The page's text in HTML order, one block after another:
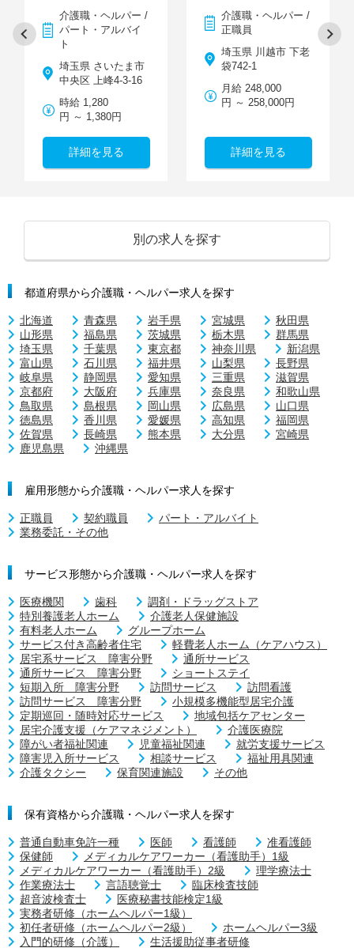
介護職・ヘルパー /
パート・アルバイ
ト
埼玉県 さいたま市
中央区 上峰4-3-16
時給 1,280
円 ～ 1,380円
詳細を見る
介護職・ヘルパー /
正職員
埼玉県 川越市 下老
袋742-1
月給 248,000
円 ～ 258,000円
詳細を見る
別の求人を探す
都道府県から介護職・ヘルパー求人を探す
北海道 青森県 岩手県 宮城県
秋田県
山形県
福島県 茨城県 栃木県
群馬県
埼玉県
千葉県 東京都 神奈川県
新潟県
富山県
石川県 福井県 山梨県
長野県
岐阜県
静岡県 愛知県 三重県
滋賀県
京都府
大阪府 兵庫県 奈良県
和歌山県
鳥取県
島根県 岡山県 広島県
山口県
徳島県
香川県 愛媛県 高知県
福岡県
佐賀県
長崎県 熊本県 大分県
宮崎県
鹿児島県
沖縄県
雇用形態から介護職・ヘルパー求人を探す
正職員 契約職員
パート・アルバイト
業務委託・その他
サービス形態から介護職・ヘルパー求人を探す
医療機関 歯科
調剤・ドラッグストア
特別養護老人ホーム
介護老人保健施設
有料老人ホーム
グループホーム
サービス付き高齢者住宅
軽費老人ホーム（ケアハウス）
居宅系サービス 障害分野
通所サービス
通所サービス 障害分野
ショートステイ
短期入所 障害分野
訪問サービス
訪問看護
訪問サービス 障害分野
小規模多機能型居宅介護
定期巡回・随時対応サービス
地域包括ケアセンター
居宅介護支援（ケアマネジメント）
介護医療院
障がい者福祉関連
児童福祉関連
就労支援サービス
障害児入所サービス
相談サービス
福祉用具関連
介護タクシー
保育関連施設 その他
保有資格から介護職・ヘルパー求人を探す
普通自動車免許一種 医師 看護師
准看護師
保健師
メディカルケアワーカー（看護助手）1級
メディカルケアワーカー（看護助手）2級
理学療法士
作業療法士
言語聴覚士
臨床検査技師
超音波検査士
医療秘書技能検定1級
実務者研修（ホームヘルパー1級）
初任者研修（ホームヘルパー2級）
ホームヘルパー3級
入門的研修（介護）
生活援助従事者研修